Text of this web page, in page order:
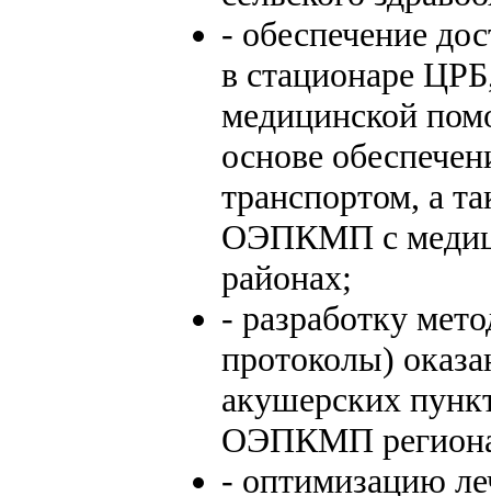
- обеспечение
в стационаре
медицинской
основе
транспортом, а
ОЭПКМП с
районах;
- разработку
протоколы)
акушерских
ОЭПКМП
- оптимизацию